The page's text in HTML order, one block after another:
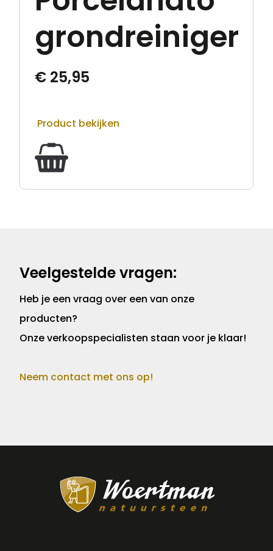
grondreiniger
€ 25,95
Product bekijken
Veelgestelde vragen:
Heb je een vraag over een van onze
producten?
Onze verkoopspecialisten staan voor je klaar!
Neem contact met ons op!